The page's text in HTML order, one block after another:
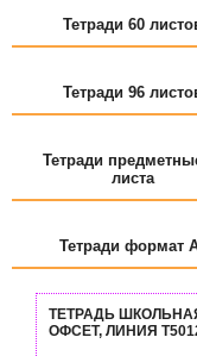
Тетради 60
Тетради 96
Тетради
листа
Тетради формат
ТЕТРАДЬ
ОФСЕТ, ЛИНИЯ